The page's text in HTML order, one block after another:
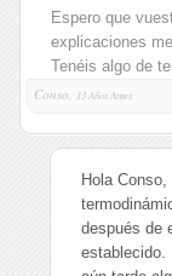
Espero que
explicaciones
Tenéis algo de
Conso,
13 Años Antes
Hola
después de
establecido.